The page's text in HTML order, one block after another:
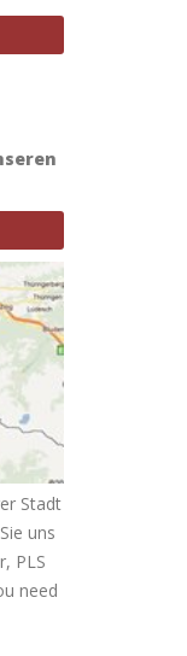
Stadt
uns
PLS
need